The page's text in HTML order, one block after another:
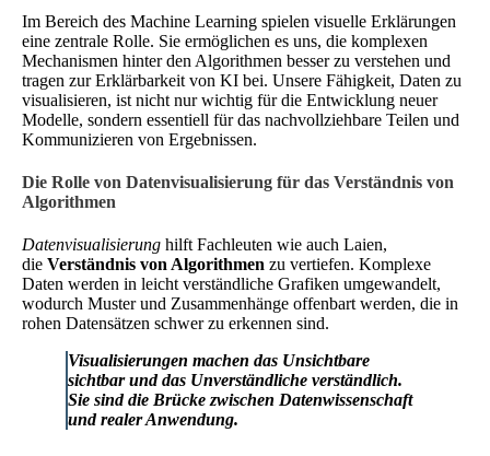
Im Bereich des Machine Learning spielen visuelle Erklärungen
eine zentrale Rolle. Sie ermöglichen es uns, die komplexen
Mechanismen hinter den Algorithmen besser zu verstehen und
tragen zur Erklärbarkeit von KI bei. Unsere Fähigkeit, Daten zu
visualisieren, ist nicht nur wichtig für die Entwicklung neuer
Modelle, sondern essentiell für das nachvollziehbare Teilen und
Kommunizieren von Ergebnissen.
Die Rolle von Datenvisualisierung für das Verständnis von
Algorithmen
Datenvisualisierung hilft Fachleuten wie auch Laien,
die Verständnis von Algorithmen zu vertiefen. Komplexe
Daten werden in leicht verständliche Grafiken umgewandelt,
wodurch Muster und Zusammenhänge offenbart werden, die in
rohen Datensätzen schwer zu erkennen sind.
Visualisierungen machen das Unsichtbare
sichtbar und das Unverständliche verständlich.
Sie sind die Brücke zwischen Datenwissenschaft
und realer Anwendung.